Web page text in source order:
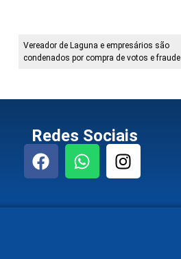
Vereador de Laguna e empresários são
condenados por compra de votos e fraude
Redes Sociais